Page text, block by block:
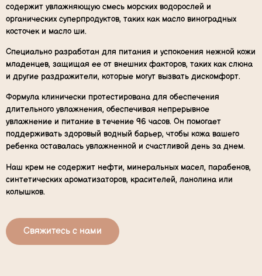
содержит увлажняющую смесь морских водорослей и
органических суперпродуктов, таких как масло виноградных
косточек и масло ши.
Специально разработан для питания и успокоения нежной кожи
младенцев, защищая ее от внешних факторов, таких как слюна
и другие раздражители, которые могут вызвать дискомфорт.
Формула клинически протестирована для обеспечения
длительного увлажнения, обеспечивая непрерывное
увлажнение и питание в течение 96 часов. Он помогает
поддерживать здоровый водный барьер, чтобы кожа вашего
ребенка оставалась увлажненной и счастливой день за днем.
Наш крем не содержит нефти, минеральных масел, парабенов,
синтетических ароматизаторов, красителей, ланолина или
колышков.
Свяжитесь с нами